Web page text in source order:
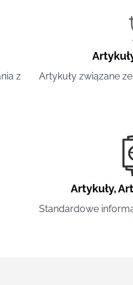
z
Artykuły związane
Artykuły,
Standardowe